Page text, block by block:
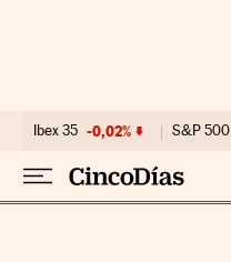
Ibex 35 -0,02% S&P 500